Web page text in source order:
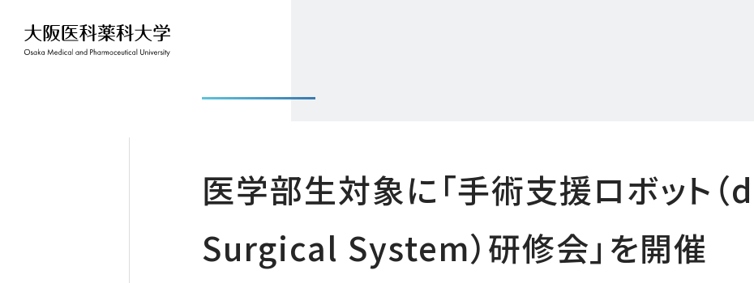
医学部生対象に「手術支援ロボット
Surgical System）研修会」を開催